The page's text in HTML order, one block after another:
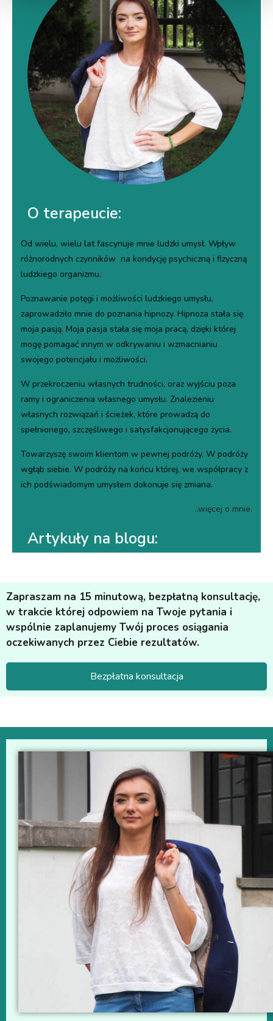
O terapeucie:
Od wielu, wielu lat fascynuje mnie ludzki umysł. Wpływ
różnorodnych czynników na kondycję psychiczną i fizyczną
ludzkiego organizmu.
Poznawanie potęgi i możliwości ludzkiego umysłu,
zaprowadziło mnie do poznania hipnozy. Hipnoza stała się
moja pasją. Moja pasja stała się moja pracą, dzięki której
mogę pomagać innym w odkrywaniu i wzmacnianiu
swojego potencjału i możliwości.
W przekroczeniu własnych trudności, oraz wyjściu poza
ramy i ograniczenia własnego umysłu. Znalezieniu
własnych rozwiązań i ścieżek, które prowadzą do
spełnionego, szczęśliwego i satysfakcjonującego życia.
Towarzyszę swoim klientom w pewnej podróży. W podróży
wgłąb siebie. W podróży na końcu której, we współpracy z
ich podświadomym umysłem dokonuje się zmiana.
..więcej o mnie.
Artykuły na blogu:
Zapraszam na 15 minutową, bezpłatną konsultację,
w trakcie której odpowiem na Twoje pytania i
wspólnie zaplanujemy Twój proces osiągania
oczekiwanych przez Ciebie rezultatów.
Bezpłatna konsultacja